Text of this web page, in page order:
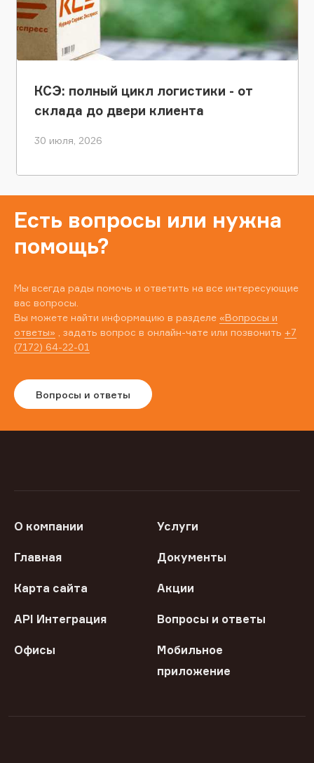
КСЭ: полный цикл логистики - от
склада до двери клиента
30 июля, 2026
Есть вопросы или нужна
помощь?
Мы всегда рады помочь и ответить на все интересующие
вас вопросы.
Вы можете найти информацию в разделе «Вопросы и
ответы» , задать вопрос в онлайн-чате или позвонить +7
(7172) 64-22-01
Вопросы и ответы
О компании Услуги
Главная Документы
Карта сайта Акции
API Интеграция Вопросы и ответы
Офисы
Мобильное
приложение